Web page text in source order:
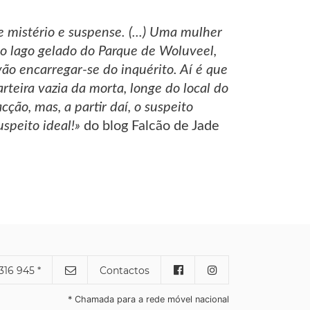
mistério e suspense. (...) Uma mulher
lago gelado do Parque de Woluveel,
encarregar-se do inquérito. Aí é que
vazia da morta, longe do local do
mas, a partir daí, o suspeito
ideal!» do blog Falcão de Jade
945 * Contactos
* Chamada para a rede móvel nacional